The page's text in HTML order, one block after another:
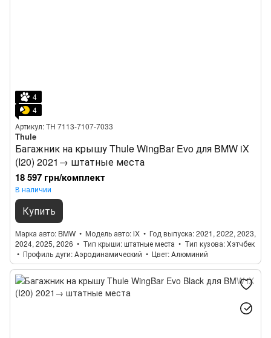
4
4
Артикул: TH 7113-7107-7033
Thule
Багажник на крышу Thule WingBar Evo для BMW iX
(I20) 2021→ штатные места
18 597 грн/комплект
В наличии
Купить
Марка авто BMW Модель авто iX Год выпуска 2021, 2022, 2023,
2024, 2025, 2026
Тип крыши штатные места Тип кузова Хэтчбек
Профиль дуги Аэродинамический Цвет Алюминий